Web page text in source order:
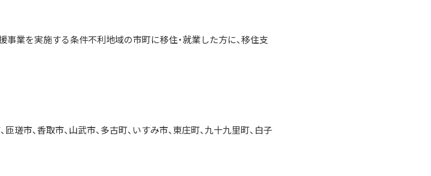
事業を実施する条件不利地域の市町に移住・就業した方に、移住支
匝瑳市、香取市、山武市、多古町、いすみ市、東庄町、九十九里町、白子